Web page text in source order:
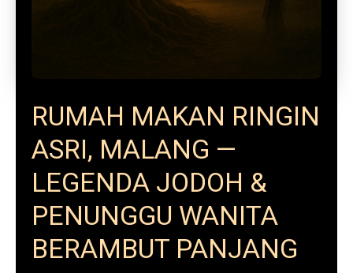
RUMAH MAKAN RINGIN
ASRI, MALANG —
LEGENDA JODOH &
PENUNGGU WANITA
BERAMBUT PANJANG